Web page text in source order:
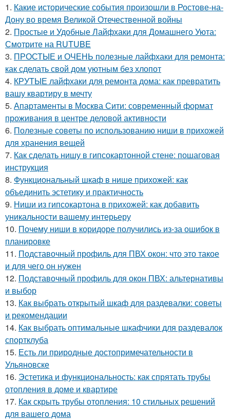
1. Какие исторические события произошли в Ростове-на-
Дону во время Великой Отечественной войны
2. Простые и Удобные Лайфхаки для Домашнего Уюта:
Смотрите на RUTUBE
3. ПРОСТЫЕ и ОЧЕНЬ полезные лайфхаки для ремонта:
как сделать свой дом уютным без хлопот
4. КРУТЫЕ лайфхаки для ремонта дома: как превратить
вашу квартиру в мечту
5. Апартаменты в Москва Сити: современный формат
проживания в центре деловой активности
6. Полезные советы по использованию ниши в прихожей
для хранения вещей
7. Как сделать нишу в гипсокартонной стене: пошаговая
инструкция
8. Функциональный шкаф в нише прихожей: как
объединить эстетику и практичность
9. Ниши из гипсокартона в прихожей: как добавить
уникальности вашему интерьеру
10. Почему ниши в коридоре получились из-за ошибок в
планировке
11. Подставочный профиль для ПВХ окон: что это такое
и для чего он нужен
12. Подставочный профиль для окон ПВХ: альтернативы
и выбор
13. Как выбрать открытый шкаф для раздевалки: советы
и рекомендации
14. Как выбрать оптимальные шкафчики для раздевалок
спортклуба
15. Есть ли природные достопримечательности в
Ульяновске
16. Эстетика и функциональность: как спрятать трубы
отопления в доме и квартире
17. Как скрыть трубы отопления: 10 стильных решений
для вашего дома